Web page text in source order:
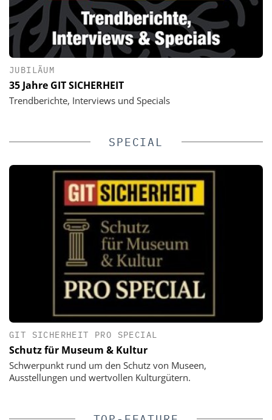
JUBILÄUM
35 Jahre GIT SICHERHEIT
Trendberichte, Interviews und Specials
SPECIAL
GIT SICHERHEIT PRO SPECIAL
Schutz für Museum & Kultur
Schwerpunkt rund um den Schutz von Museen,
Ausstellungen und wertvollen Kulturgütern.